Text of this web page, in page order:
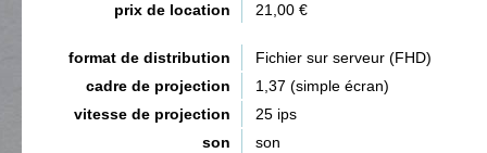
prix de location
21,00 €
format de distribution
Fichier sur serveur (FHD)
cadre de projection
1,37 (simple écran)
vitesse de projection
25 ips
son
son